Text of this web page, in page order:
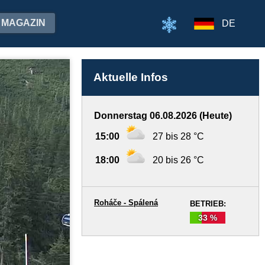
MAGAZIN DE
Aktuelle Infos
Donnerstag 06.08.2026 (Heute)
15:00 27 bis 28 °C
18:00 20 bis 26 °C
BETRIEB:
33 %
Roháče - Spálená